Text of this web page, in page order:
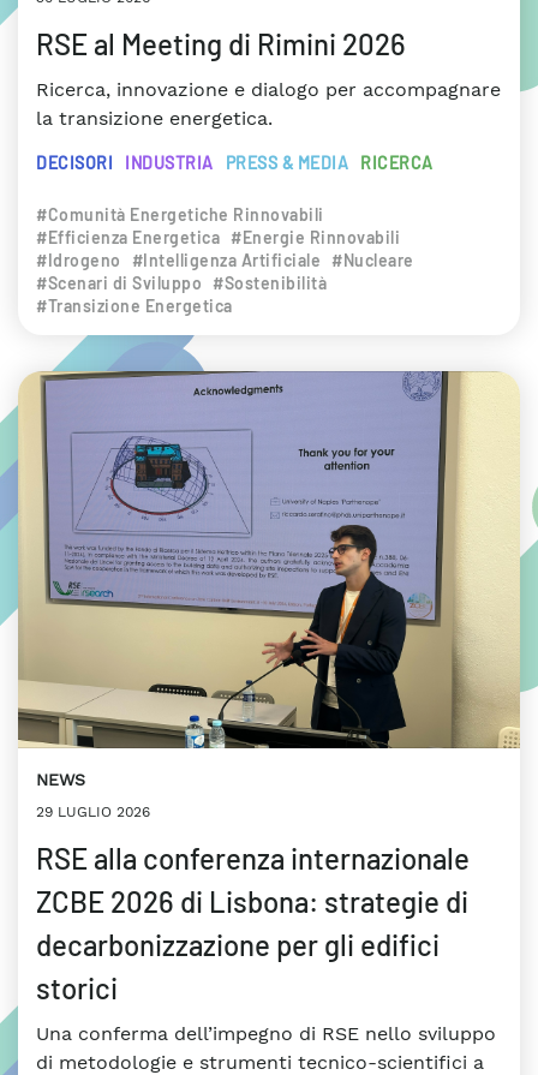
RSE al Meeting di Rimini 2026
Ricerca, innovazione e dialogo per accompagnare
la transizione energetica.
DECISORI INDUSTRIA PRESS & MEDIA RICERCA
#Comunità Energetiche Rinnovabili
#Efficienza Energetica #Energie Rinnovabili
#Idrogeno
#Intelligenza Artificiale
#Nucleare
#Scenari di Sviluppo
#Sostenibilità
#Transizione Energetica
NEWS
29 LUGLIO 2026
RSE alla conferenza internazionale
ZCBE 2026 di Lisbona: strategie di
decarbonizzazione per gli edifici
storici
Una conferma dell’impegno di RSE nello sviluppo
di metodologie e strumenti tecnico-scientifici a